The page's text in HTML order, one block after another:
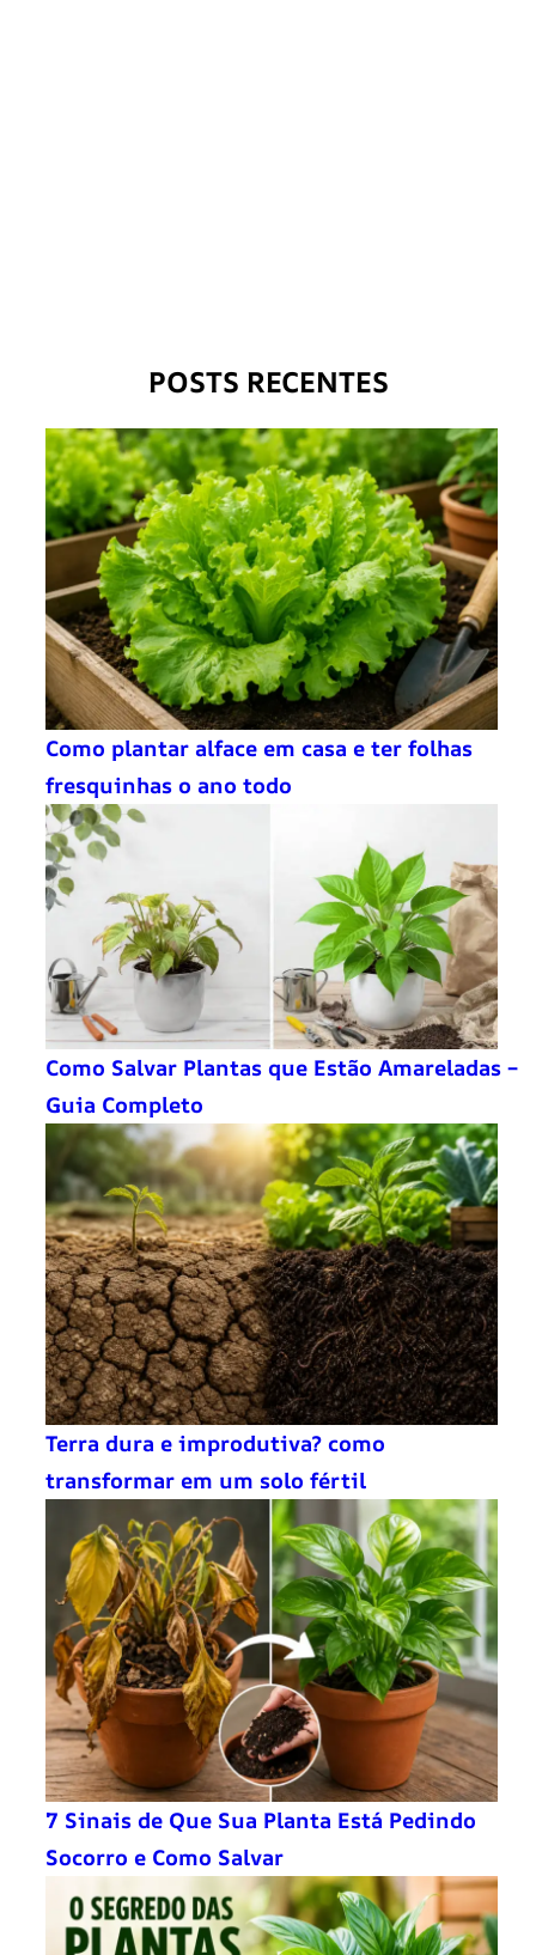
POSTS RECENTES
Como plantar alface em casa e ter folhas
fresquinhas o ano todo
Como Salvar Plantas que Estão Amareladas –
Guia Completo
Terra dura e improdutiva? como
transformar em um solo fértil
7 Sinais de Que Sua Planta Está Pedindo
Socorro e Como Salvar